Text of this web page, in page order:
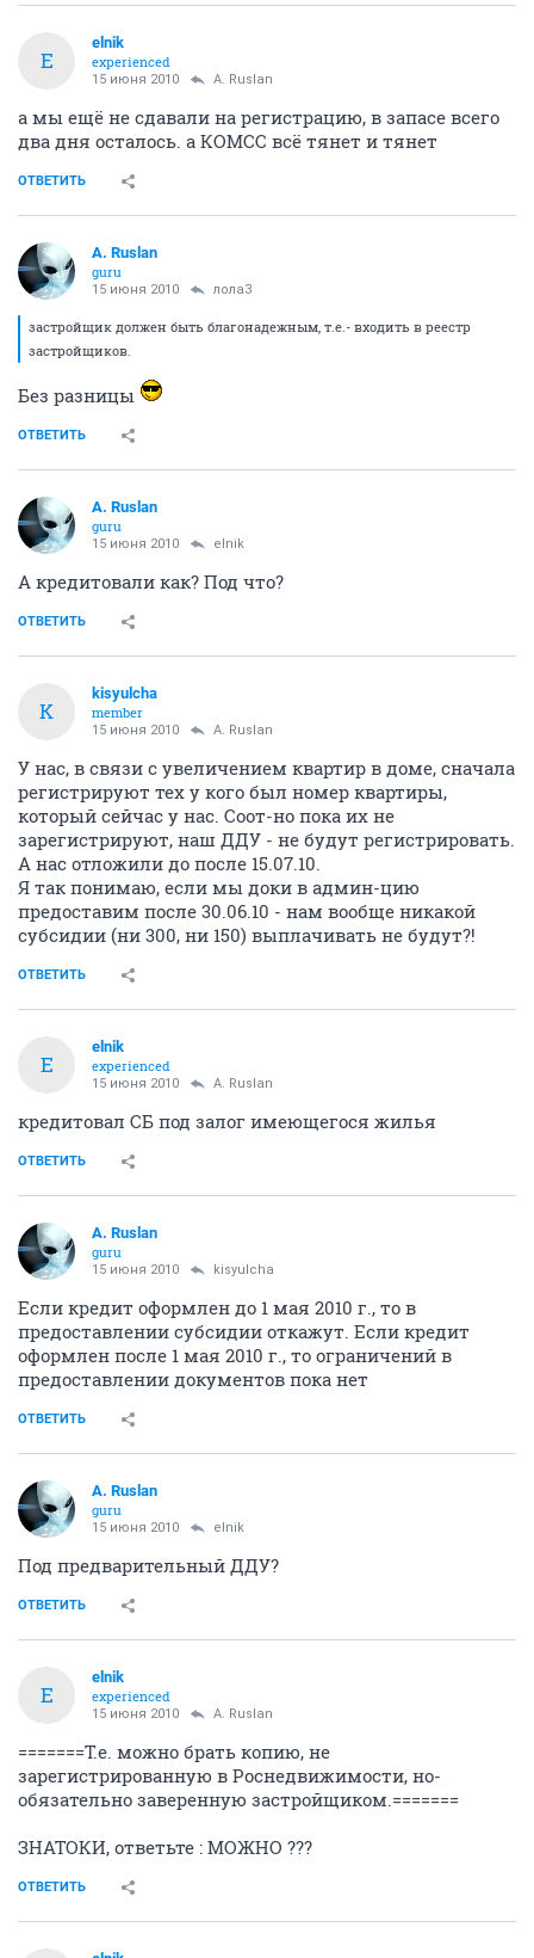
E
elnik
experienced
15 июня 2010 A. Ruslan
а мы ещё не сдавали на регистрацию, в запасе всего
два дня осталось. а КОМСС всё тянет и тянет
ОТВЕТИТЬ
A. Ruslan
guru
15 июня 2010 лола3
застройщик должен быть благонадежным, т.е.- входить в реестр
застройщиков.
Без разницы
ОТВЕТИТЬ
A. Ruslan
guru
15 июня 2010 elnik
А кредитовали как? Под что?
ОТВЕТИТЬ
K
kisyulcha
member
15 июня 2010 A. Ruslan
У нас, в связи с увеличением квартир в доме, сначала
регистрируют тех у кого был номер квартиры,
который сейчас у нас. Соот-но пока их не
зарегистрируют, наш ДДУ - не будут регистрировать.
А нас отложили до после 15.07.10.
Я так понимаю, если мы доки в админ-цию
предоставим после 30.06.10 - нам вообще никакой
субсидии (ни 300, ни 150) выплачивать не будут?!
ОТВЕТИТЬ
E
elnik
experienced
15 июня 2010 A. Ruslan
кредитовал СБ под залог имеющегося жилья
ОТВЕТИТЬ
A. Ruslan
guru
15 июня 2010 kisyulcha
Если кредит оформлен до 1 мая 2010 г., то в
предоставлении субсидии откажут. Если кредит
оформлен после 1 мая 2010 г., то ограничений в
предоставлении документов пока нет
ОТВЕТИТЬ
A. Ruslan
guru
15 июня 2010 elnik
Под предварительный ДДУ?
ОТВЕТИТЬ
E
elnik
experienced
15 июня 2010 A. Ruslan
=======Т.е. можно брать копию, не
зарегистрированную в Роснедвижимости, но-
обязательно заверенную застройщиком.=======
ЗНАТОКИ, ответьте : МОЖНО ???
ОТВЕТИТЬ